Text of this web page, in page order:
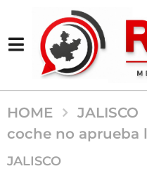
HOME JALISCO
coche no aprueba
2
JALISCO